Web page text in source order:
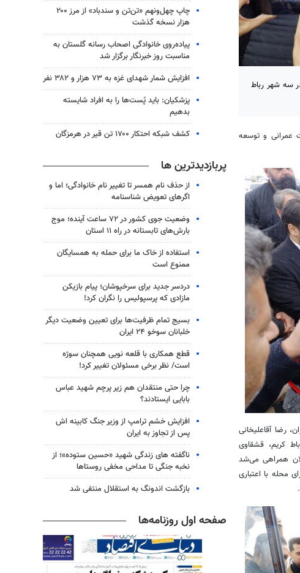
کشور در سه شهر رباط
معاونت عمرانی و توسعه
رضاآقاعلیخانی
کریم، قشقاوی
همراهی می‌شد
محله با اعتباری
چاپ چهل‌ونهم «تن‌تن و سندباد» از مرز ۲۰۰
هزار نسخه گذشت
پیاده‌روی خانوادگی اصحاب رسانه گلستان به
مناسبت روز خبرنگار برگزار شد
افزایش شمار شهدای غزه به ۷۳ هزار و ۳۸۲ نفر
پزشکیان: باید پُست‌ها را به افراد شایسته
بدهیم
کشف شبکه احتکار ۱۷۰۰ تن قیر در هرمزگان
پربازدیدترین ها
از حذف نام همسر تا تغییر نام خانوادگی؛ اما و
اگرهای تعویض شناسنامه
وضعیت جوی کشور در ۷۲ ساعت آینده؛ موج
بارش‌های تابستانه در راه ۱۱ استان
استفاده از خاک ما برای حمله به همسایگان
ممنوع است
دردسر جدید برای سرخپوشان؛ پیام بازیکن
مازادی که پرسپولیس را نگران کرد!
بسیج تمام ظرفیت‌ها برای تعیین وضعیت دیگر
خلبانان سوخو ۲۴ ایران
قطع همکاری با قلعه نویی همچنان سوژه
است/ نظر برخی مسئولان تغییر کرد!
چرا حتی منتقدان هم زیر پرچم شهید عباس
بابایی ایستادند؟
افزایش خشم ترامپ از وزیر جنگ کابینه اش
پس از تجاوز به ایران
ناگفته های زندگی شهید «حسین ستوده»؛ از
نخبه جنگی تا مداحی مخفی روستاها
بازگشت اندونگ به استقلال منتفی شد
صفحه اول روزنامه‌ها